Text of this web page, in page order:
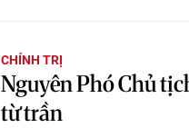
CHÍNH TRỊ
Nguyên Phó Chủ
từ trần